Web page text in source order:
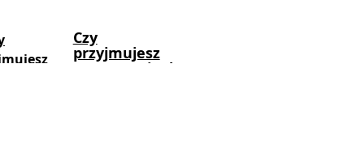
Małżeństwo
na wesoło